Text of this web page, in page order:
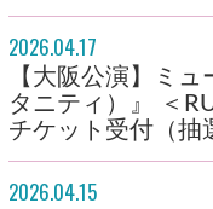
2026.04.17
【大阪公演】ミ
タニティ）』 ＜
チケット受付（抽
2026.04.15